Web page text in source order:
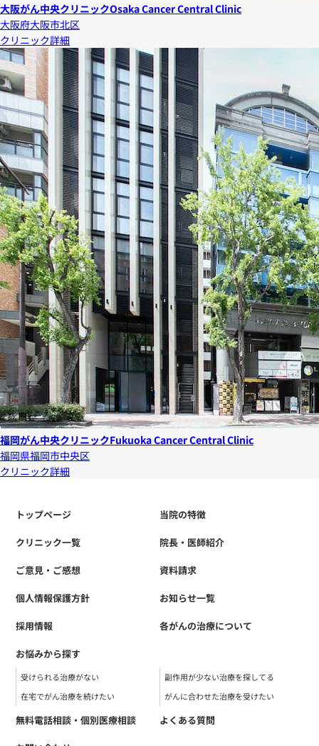
大阪がん中央クリニックOsaka Cancer Central Clinic
大阪府大阪市北区
クリニック詳細
福岡がん中央クリニックFukuoka Cancer Central Clinic
福岡県福岡市中央区
クリニック詳細
トップページ 当院の特徴
クリニック一覧 院長・医師紹介
各がんの治療について
お悩みから探す
受けられる治療がない
副作用が少ない治療を探してる
在宅でがん治療を続けたい
がんに合わせた治療を受けたい
無料電話相談・個別医療相談 よくある質問
ご意見・ご感想 資料請求
個人情報保護方針 お知らせ一覧
採用情報